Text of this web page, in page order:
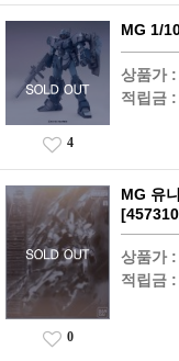
MG 1/
상품가 :
적립금 :
4
MG 유
상품가 :
적립금 :
0